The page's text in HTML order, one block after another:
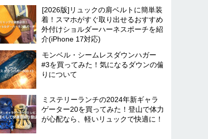
[2026版]リュックの肩ベルトに簡単装
着！スマホがすぐ取り出せるおすすめ
外付けショルダーハーネスポーチを紹
介(iPhone 17対応)
モンベル・シームレスダウンハガー
#3を買ってみた！気になるダウンの偏
りについて
ミステリーランチの2024年新ギャラ
ゲーター20を買ってみた！登山で体力
が心配なら、軽いリュックで快適に！